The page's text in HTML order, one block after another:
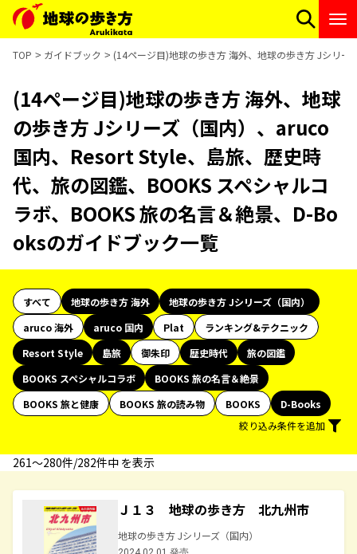
TOP ガイドブック (14ページ目)地球の歩き方 海外、地球の歩き方 Jシリ
(14ページ目)地球の歩き方 海外、地球
の歩き方 Jシリーズ（国内）、aruco
国内、Resort Style、島旅、歴史時
代、旅の図鑑、BOOKS スペシャルコ
ラボ、BOOKS 旅の名言＆絶景、D-Bo
oksのガイドブック一覧
すべて 地球の歩き方 海外
地球の歩き方 Jシリーズ（国内）
aruco 海外
aruco 国内 Plat
ランキング&テクニック
Resort Style
島旅 御朱印 歴史時代
旅の図鑑
BOOKS スペシャルコラボ
BOOKS 旅の名言＆絶景
BOOKS 旅と健康
BOOKS 旅の読み物 BOOKS
D-Books
絞り込み条件を追加
261〜280件/282件中 を表示
Ｊ１３ 地球の歩き方 北九州市
地球の歩き方 Jシリーズ（国内）